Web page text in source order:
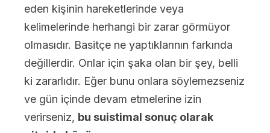
eden kişinin hareketlerinde veya
kelimelerinde herhangi bir zarar görmüyor
olmasıdır. Basitçe ne yaptıklarının farkında
değillerdir. Onlar için şaka olan bir şey, belli
ki zararlıdır. Eğer bunu onlara söylemezseniz
ve gün içinde devam etmelerine izin
verirseniz, bu suistimal sonuç olarak